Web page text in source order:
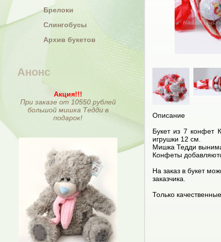
Брелоки
Слингобусы
Архив букетов
Анонс
Акция!!!
При заказе от 10550 рублей
большой мишка Тедди в
подарок!
Описание
Букет из 7 конфет
игрушки 12 см.
Мишка Тедди
Конфеты
На заказ в букет
заказчика.
Только